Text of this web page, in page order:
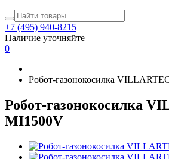
+7 (495) 940-8215
Наличие уточняйте
0
Робот-газонокосилка
Робот-газонокосилка
MI1500V